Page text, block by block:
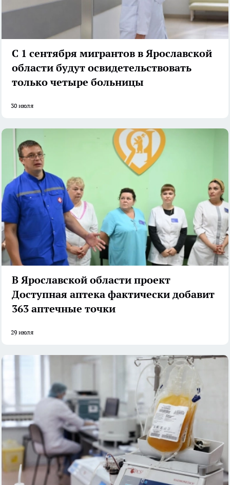
С 1 сентября мигрантов в Ярославской
области будут освидетельствовать
только четыре больницы
30 июля
В Ярославской области проект
Доступная аптека фактически добавит
363 аптечные точки
29 июля